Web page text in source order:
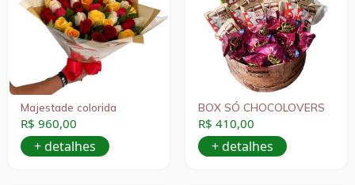
Majestade colorida
R$ 960,00
+ detalhes
BOX SÓ CHOCOLOVERS
R$ 410,00
+ detalhes